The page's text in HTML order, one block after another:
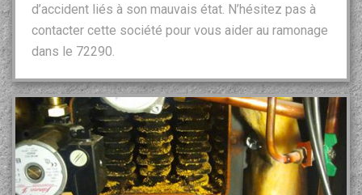
d’accident liés à son mauvais état. N’hésitez pas à
contacter cette société pour vous aider au ramonage
dans le 72290.